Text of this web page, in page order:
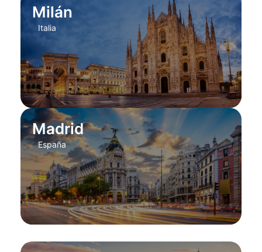
Milán
Italia
Madrid
España